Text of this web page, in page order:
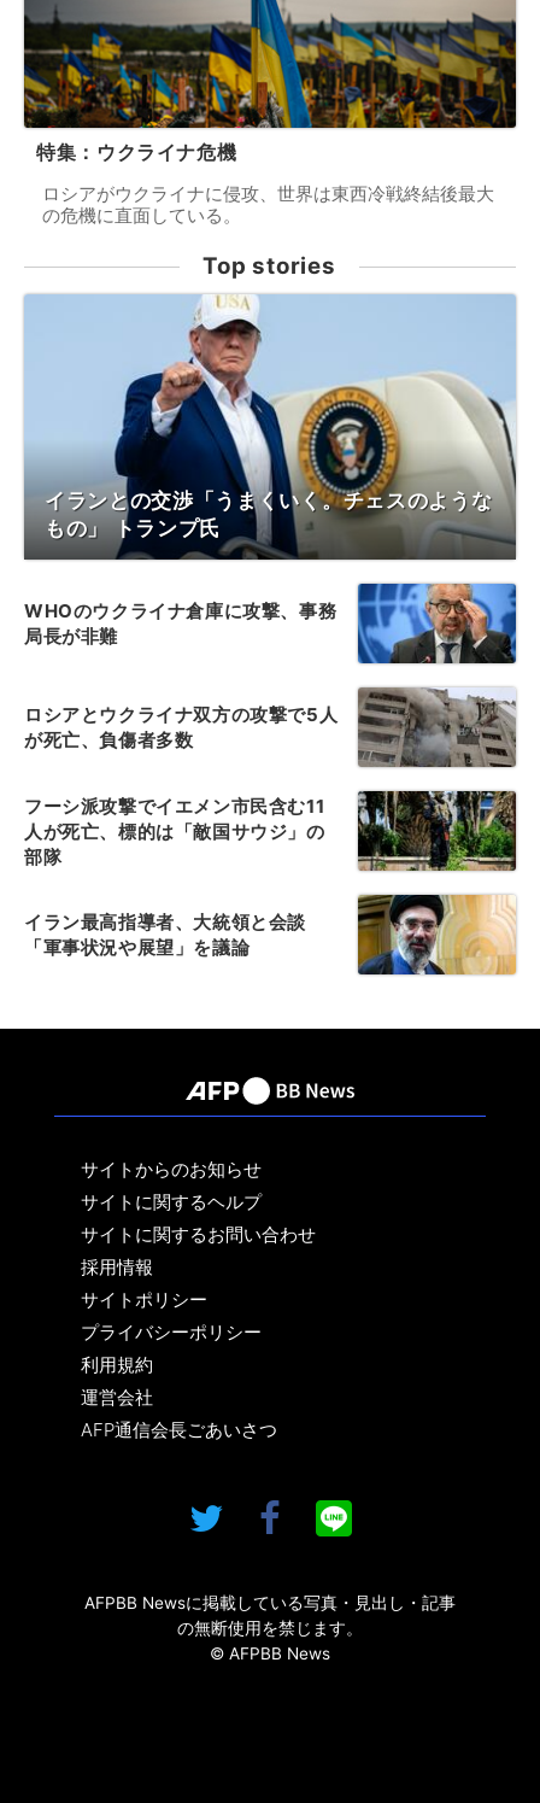
特集：ウクライナ危機
ロシアがウクライナに侵攻、世界は東西冷戦終結後最大
の危機に直面している。
Top stories
イランとの交渉「うまくいく。チェスのような
もの」 トランプ氏
WHOのウクライナ倉庫に攻撃、事務
局長が非難
ロシアとウクライナ双方の攻撃で5人
が死亡、負傷者多数
フーシ派攻撃でイエメン市民含む11
人が死亡、標的は「敵国サウジ」の
部隊
イラン最高指導者、大統領と会談
「軍事状況や展望」を議論
サイトからのお知らせ
サイトに関するヘルプ
サイトに関するお問い合わせ
採用情報
サイトポリシー
プライバシーポリシー
利用規約
運営会社
AFP通信会長ごあいさつ
AFPBB Newsに掲載している写真・見出し・記事
の無断使用を禁じます。
© AFPBB News